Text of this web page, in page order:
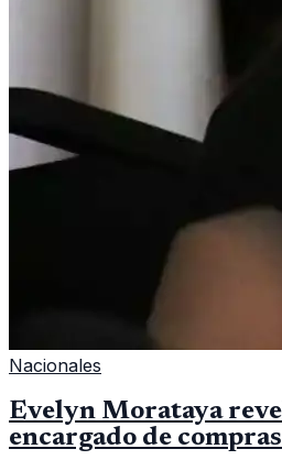
Nacionales
Evelyn Morataya
encargado de